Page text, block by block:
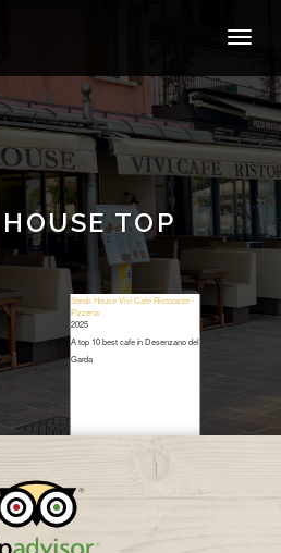
TOP
Steak House Vivi Cafe Ristorante -
Pizzeria
2025
A top 10 best cafe in Desenzano del
Garda
Restaurant Guru